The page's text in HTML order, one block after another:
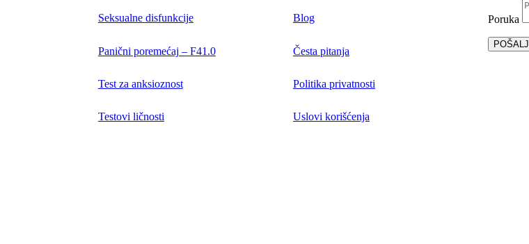
Seksualne disfunkcije
Panični poremećaj – F41.0
Test za anksioznost
Testovi ličnosti
Blog
Česta pitanja
Politika privatnosti
Uslovi korišćenja
Poruka
POŠALJI